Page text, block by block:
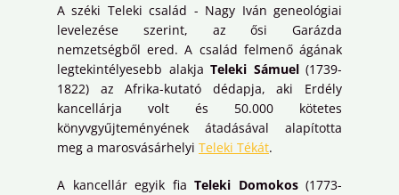
A széki Teleki család - Nagy Iván geneológiai
levelezése szerint, az ősi Garázda
nemzetségből ered. A család felmenő ágának
legtekintélyesebb alakja Teleki Sámuel (1739-
1822) az Afrika-kutató dédapja, aki Erdély
kancellárja volt és 50.000 kötetes
könyvgyűjteményének átadásával alapította
meg a marosvásárhelyi Teleki Tékát.
A kancellár egyik fia Teleki Domokos (1773-